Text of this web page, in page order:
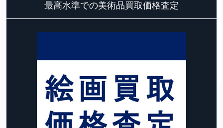
最高水準での美術品買取価格査定